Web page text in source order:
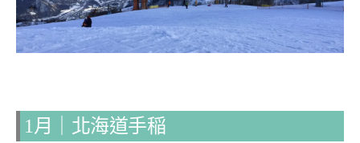
1月 北海道手稲